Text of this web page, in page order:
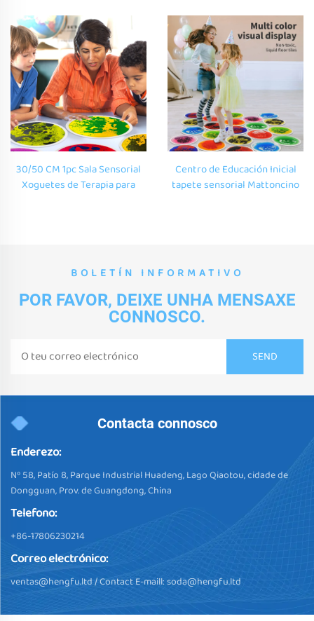
Sensorial Infantil Xardín de
Infancia Conjunto de Ladrillos
de Suelo Líquido Redondo
Sensorial Infantil Xardín de
Infancia Conjunto de Ladrillos
de Suelo Líquido Redondo
30/50 CM 1pc Sala Sensorial
Xoguetes de Terapia para
Centro de Educación Inicial
tapete sensorial Mattoncino
BOLETÍN INFORMATIVO
POR FAVOR, DEIXE UNHA MENSAXE
CONNOSCO.
Contacta connosco
Enderezo:
Nº 58, Patío 8, Parque Industrial Huadeng, Lago Qiaotou, cidade de
Dongguan, Prov. de Guangdong, China
Telefono:
+86-17806230214
Correo electrónico:
ventas@hengfu.ltd/ Contact E-maill:soda@hengfu.ltd